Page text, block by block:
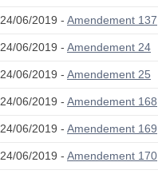
24/06/2019 - Amendement 137
24/06/2019 - Amendement 24
24/06/2019 - Amendement 25
24/06/2019 - Amendement 168
24/06/2019 - Amendement 169
24/06/2019 - Amendement 170